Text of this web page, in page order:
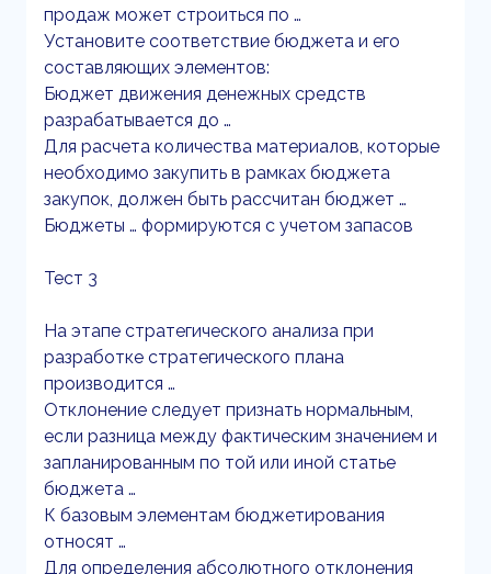
продаж может строиться по …
Установите соответствие бюджета и его
составляющих элементов:
Бюджет движения денежных средств
разрабатывается до …
Для расчета количества материалов, которые
необходимо закупить в рамках бюджета
закупок, должен быть рассчитан бюджет …
Бюджеты … формируются с учетом запасов
Тест 3
На этапе стратегического анализа при
разработке стратегического плана
производится …
Отклонение следует признать нормальным,
если разница между фактическим значением и
запланированным по той или иной статье
бюджета …
К базовым элементам бюджетирования
относят …
Для определения абсолютного отклонения